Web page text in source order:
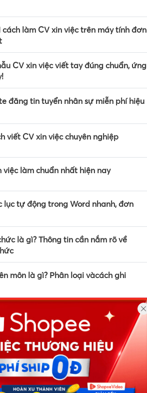
cách làm CV xin việc trên máy tính đơn
CV xin việc viết tay đúng chuẩn, ứng
đăng tin tuyển nhân sự miễn phí hiệu
viết CV xin việc chuyên nghiệp
việc làm chuẩn nhất hiện nay
lục tự động trong Word nhanh, đơn
là gì? Thông tin cần nắm rõ về
môn là gì? Phân loại vàcách ghi
ty TNHH Eyeplus Online
68, đường Cầu Giấy, Tổ 05, Phường Quan
Cầu Giấy, TP Hà Nội, Việt Nam